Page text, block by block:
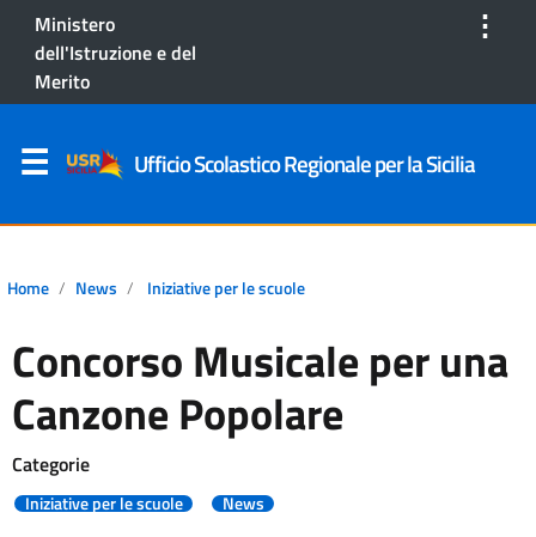
Ministero
dell'Istruzione e del
Merito
⋮
Ufficio Scolastico Regionale per la Sicilia
Home News Iniziative per le scuole
Concorso Musicale per una
Canzone Popolare
Categorie
Iniziative per le scuole News